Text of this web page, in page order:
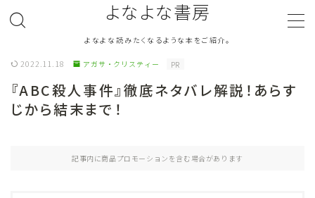
よなよな書房
よなよな読みたくなるような本をご紹介。
ジャンル Genre
2022.11.18 アガサ・クリスティー PR
『ABC殺人事件』徹底ネタバレ解説！あらす
じから結末まで！
記事内に商品プロモーションを含む場合があります